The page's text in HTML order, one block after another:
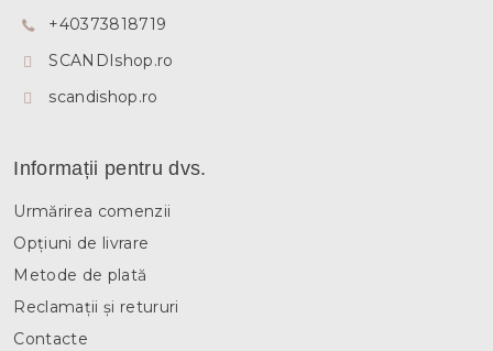
+40373818719
SCANDIshop.ro
scandishop.ro
Informații pentru dvs.
Urmărirea comenzii
Opțiuni de livrare
Metode de plată
Reclamații și retururi
Contacte